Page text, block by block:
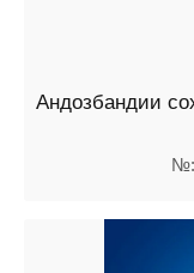
Андозбандии